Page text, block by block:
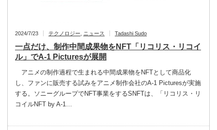
2024/7/23 テクノロジー ニュース Tadashi Sudo
一点だけ、制作中間成果物をNFT「リコリス・リコイ
ル」でA-1 Picturesが展開
アニメの制作過程で生まれる中間成果物をNFTとして商品化
し、ファンに販売する試みをアニメ制作会社のA-1 Picturesが実施
する。ソニーグループでNFT事業をするSNFTは、「リコリス・リ
コイルNFT by A-1…